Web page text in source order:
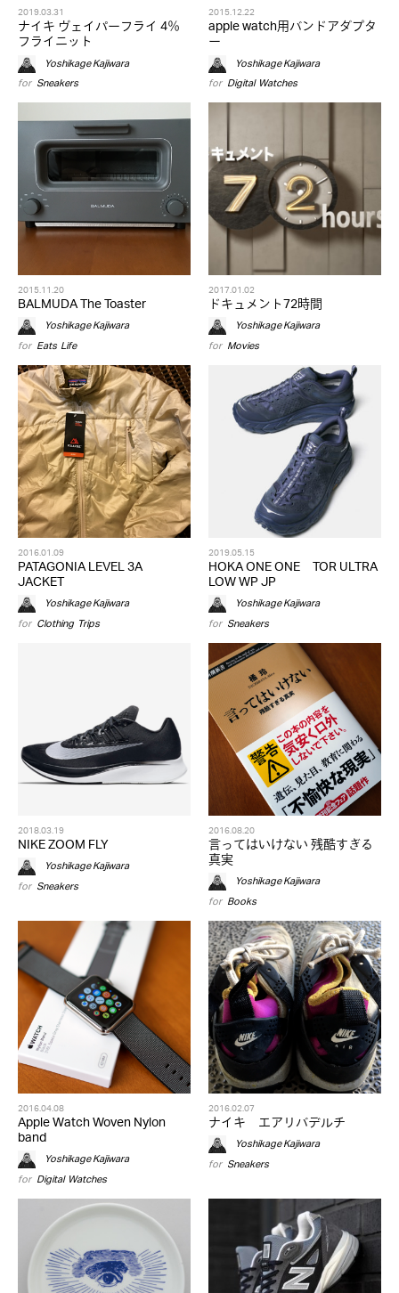
2019.03.31
ナイキ ヴェイパーフライ 4％
フライニット
Yoshikage Kajiwara
for Sneakers
2015.12.22
apple watch用バンドアダプタ
ー
Yoshikage Kajiwara
for Digital,Watches
2015.11.20
BALMUDA The Toaster
Yoshikage Kajiwara
for Eats,Life
2017.01.02
ドキュメント72時間
Yoshikage Kajiwara
for Movies
2016.01.09
PATAGONIA LEVEL 3A
JACKET
Yoshikage Kajiwara
for Clothing, Trips
2019.05.15
HOKA ONE ONE TOR ULTRA
LOW WP JP
Yoshikage Kajiwara
for Sneakers
2018.03.19
NIKE ZOOM FLY
Yoshikage Kajiwara
for Sneakers
2016.08.20
言ってはいけない 残酷すぎる
真実
Yoshikage Kajiwara
for Books
2016.04.08
Apple Watch Woven Nylon
band
Yoshikage Kajiwara
for Digital,Watches
2016.02.07
ナイキ エアリバデルチ
Yoshikage Kajiwara
for Sneakers